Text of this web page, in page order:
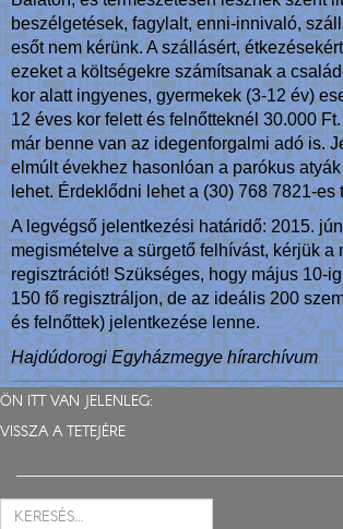
beszélgetések, fagylalt, enni-innivaló,
esőt nem kérünk. A szállásért,
ezeket a költségekre számítsanak a
kor alatt ingyenes, gyermekek (3-12 év)
12 éves kor felett és felnőtteknél 30.000
már benne van az idegenforgalmi adó is.
elmúlt évekhez hasonlóan a parókus
lehet. Érdeklődni lehet a (30) 768 7821-es
A legvégső jelentkezési határidő: 2015.
megismételve a sürgető felhívást, kérjük a
regisztrációt! Szükséges, hogy május 10-
150 fő regisztráljon, de az ideális 200
és felnőttek) jelentkezése lenne.
Hajdúdorogi Egyházmegye hírarchívum
ÖN ITT VAN JELENLEG:
VISSZA A TETEJÉRE